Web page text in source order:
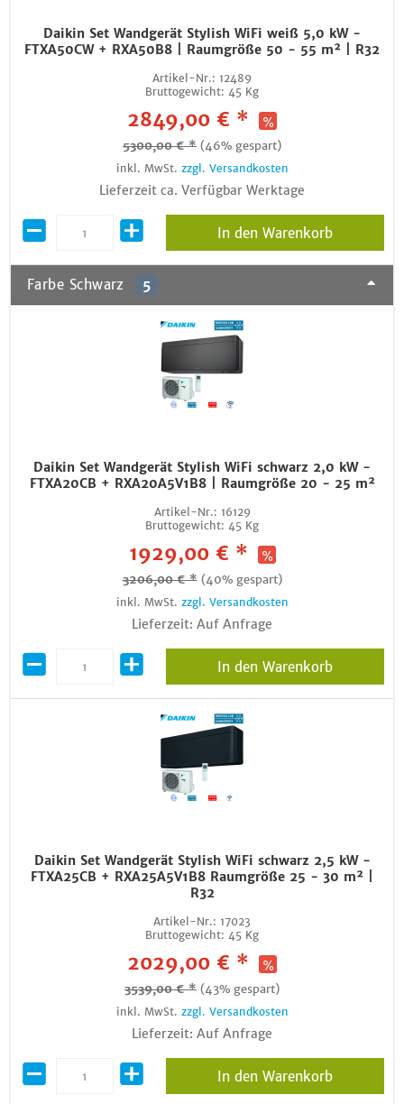
Daikin Set Wandgerät Stylish WiFi weiß 5,0 kW -
FTXA50CW + RXA50B8 | Raumgröße 50 - 55 m² | R32
Artikel-Nr.: 12489
Bruttogewicht: 45 Kg
2849,00 € *
5300,00 € * (46% gespart)
inkl. MwSt. zzgl. Versandkosten
Lieferzeit ca. Verfügbar Werktage
In den Warenkorb
Farbe Schwarz 5
Daikin Set Wandgerät Stylish WiFi schwarz 2,0 kW -
FTXA20CB + RXA20A5V1B8 | Raumgröße 20 - 25 m²
Artikel-Nr.: 16129
Bruttogewicht: 45 Kg
1929,00 € *
3206,00 € * (40% gespart)
inkl. MwSt. zzgl. Versandkosten
Lieferzeit: Auf Anfrage
In den Warenkorb
Daikin Set Wandgerät Stylish WiFi schwarz 2,5 kW -
FTXA25CB + RXA25A5V1B8 Raumgröße 25 - 30 m² |
R32
Artikel-Nr.: 17023
Bruttogewicht: 45 Kg
2029,00 € *
3539,00 € * (43% gespart)
inkl. MwSt. zzgl. Versandkosten
Lieferzeit: Auf Anfrage
In den Warenkorb